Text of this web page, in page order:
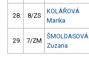
28. 8/ZS
KOLÁŘOVÁ
Marika
29. 7/ZM
ŠMOLDASOVÁ
Zuzana